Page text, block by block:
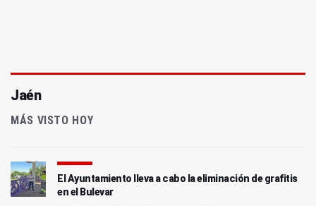
Jaén
MÁS VISTO HOY
El Ayuntamiento lleva a cabo la eliminación de grafitis
en el Bulevar